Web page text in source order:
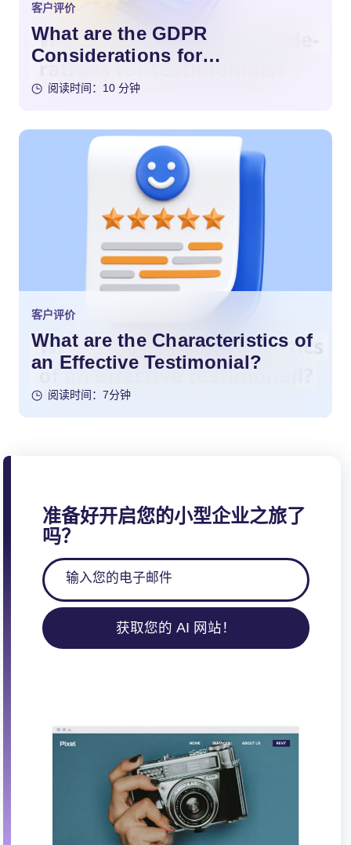
客户评价
What are the GDPR
Considerations for
Testimonials?
阅读时间：10 分钟
客户评价
What are the Characteristics of
an Effective Testimonial?
阅读时间：7分钟
准备好开启您的小型企业之旅了
吗？
获取您的 AI 网站！